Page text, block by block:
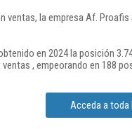
ventas, la empresa Af.
en 2024 la posición
ventas , empeorando en 188
Acceda a toda